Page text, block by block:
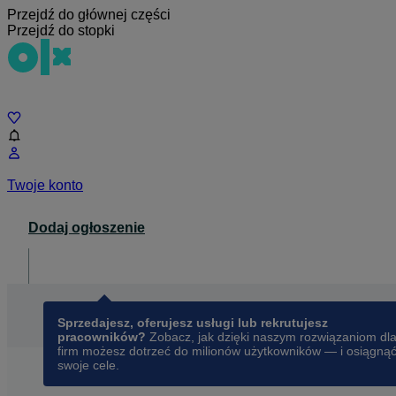
Przejdź do głównej części
Przejdź do stopki
Twoje konto
Dodaj ogłoszenie
Sprzedajesz, oferujesz usługi lub rekrutujesz
pracowników? Zobacz, jak dzięki naszym rozwiązaniom dla
firm możesz dotrzeć do milionów użytkowników — i osiągnąć
swoje cele.